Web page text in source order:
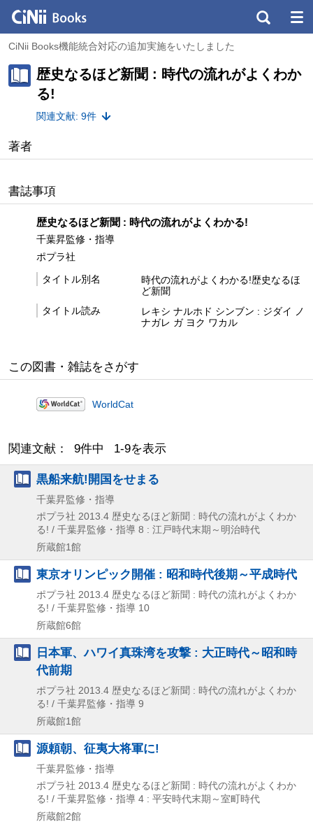
CiNii Books機能統合対応の追加実施をいたしました
歴史なるほど新聞 : 時代の流れがよくわか
る!
関連文献: 9件
著者
書誌事項
歴史なるほど新聞 : 時代の流れがよくわかる!
千葉昇監修・指導
ポプラ社
タイトル別名
時代の流れがよくわかる!歴史なるほ
ど新聞
タイトル読み
レキシ ナルホド シンブン : ジダイ ノ
ナガレ ガ ヨク ワカル
この図書・雑誌をさがす
WorldCat
関連文献： 9件中 1-9を表示
黒船来航!開国をせまる
千葉昇監修・指導
ポプラ社 2013.4 歴史なるほど新聞 : 時代の流れがよくわか
る! / 千葉昇監修・指導 8 : 江戸時代末期～明治時代
所蔵館1館
東京オリンピック開催 : 昭和時代後期～平成時代
ポプラ社 2013.4 歴史なるほど新聞 : 時代の流れがよくわか
る! / 千葉昇監修・指導 10
所蔵館6館
日本軍、ハワイ真珠湾を攻撃 : 大正時代～昭和時
代前期
ポプラ社 2013.4 歴史なるほど新聞 : 時代の流れがよくわか
る! / 千葉昇監修・指導 9
所蔵館1館
源頼朝、征夷大将軍に!
千葉昇監修・指導
ポプラ社 2013.4 歴史なるほど新聞 : 時代の流れがよくわか
る! / 千葉昇監修・指導 4 : 平安時代末期～室町時代
所蔵館2館